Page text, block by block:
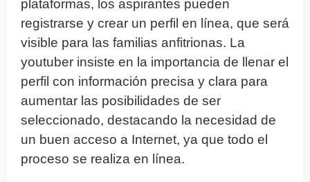
plataformas, los aspirantes pueden
registrarse y crear un perfil en línea, que será
visible para las familias anfitrionas. La
youtuber insiste en la importancia de llenar el
perfil con información precisa y clara para
aumentar las posibilidades de ser
seleccionado, destacando la necesidad de
un buen acceso a Internet, ya que todo el
proceso se realiza en línea.